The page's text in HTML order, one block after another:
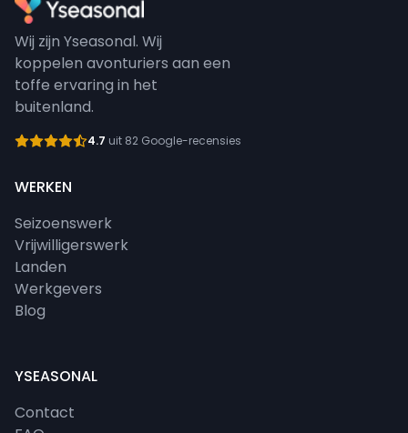
Wij zijn Yseasonal. Wij
koppelen avonturiers aan een
toffe ervaring in het
buitenland.
4.7 uit 82 Google-recensies
WERKEN
Seizoenswerk
Vrijwilligerswerk
Landen
Werkgevers
Blog
YSEASONAL
Contact